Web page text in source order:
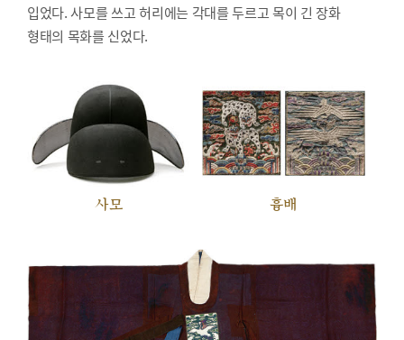
입었다. 사모를 쓰고 허리에는 각대를 두르고 목이 긴 장화
형태의 목화를 신었다.
사모 흉배